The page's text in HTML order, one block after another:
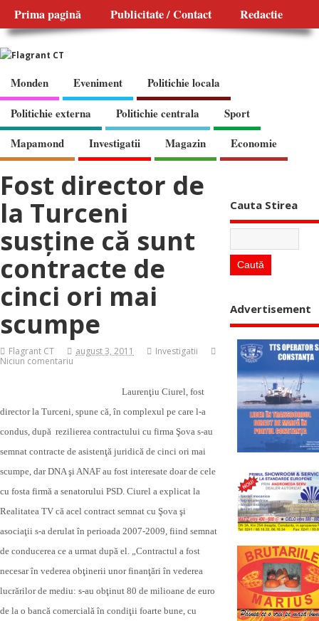
Prima pagină Publicitate / Contact Redactie
Monden Eveniment
Politichie locala
Politichie externa
Politichie centrala
Sport
Mapamond
Investigatii Magazin Economie
Fost director de
la Turceni
susţine că sunt
contracte de
cinci ori mai
scumpe
Flagrant CT august 3, 2011
Investigatii
Niciun comentariu
Laurenţiu Ciurel, fost
director la Turceni, spune că, în complexul pe care l-a
condus, după rezilierea contractului cu firma Şova s-au
semnat contracte de asistenţă juridică de cinci ori mai
scumpe, dar DNA şi ANAF au fost interesate doar de cele
cu fosta firmă a senatorului PSD. Ciurel a explicat la
Realitatea TV că acel contract semnat cu Şova şi
asociaţii s-a derulat în perioada 2007-2009, fiind semnat
de conducerea ce a urmat după el. „Contractul a fost
necesar în vederea obţinerii unor finanţări în vederea
lucrărilor de mediu: s-au obţinut 80 de milioane de euro
de la o bancă comercială în condiţii foarte bune, cu
Cauta Stirea
Advertisement